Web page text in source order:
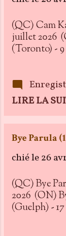
(QC) Cam
juillet 2026
(Toronto) - 9
LIRE LA
Bye Parula
chié le26
(QC) Bye
2026 (ON)
(Guelph) -